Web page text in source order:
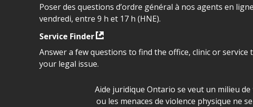
Poser des questions d’ordre général à nos agents en
vendredi, entre 9 h et 17 h (HNE).
Service Finder
Answer a few questions to find the office, clinic or service
your legal issue.
Déclaration sur la sécurité dans les
Aide juridique Ontario se veut un milieu
ou les menaces de violence physique ne